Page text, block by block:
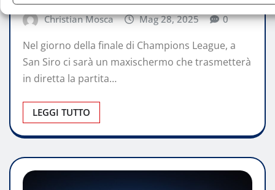
Christian Mosca Mag 28, 2025 0
Nel giorno della finale di Champions League, a
San Siro ci sarà un maxischermo che trasmetterà
in diretta la partita…
LEGGI TUTTO